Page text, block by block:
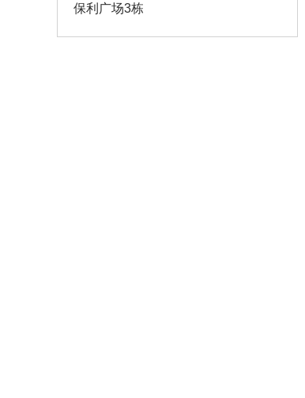
保利广场3栋